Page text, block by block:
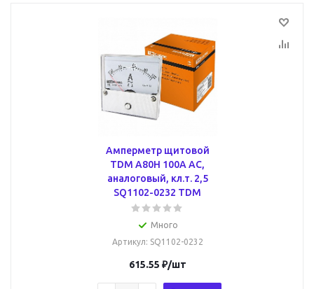
Амперметр щитовой
TDM А80Н 100А AC,
аналоговый, кл.т. 2,5
SQ1102-0232 TDM
Много
Артикул: SQ1102-0232
615.55 ₽/шт